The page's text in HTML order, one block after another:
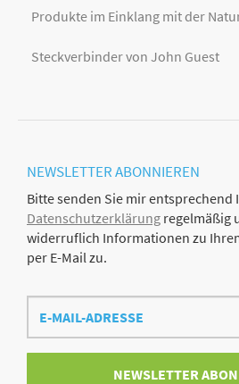
Produkte im Einklang mit der
Steckverbinder von John Guest
NEWSLETTERABONNIEREN
Bitte senden Sie mir entsprechend
Datenschutzerklärung regelmäßig
widerruflich Informationen zu
per E-Mail zu.
E-
Mail-
Adresse
NEWSLETTER